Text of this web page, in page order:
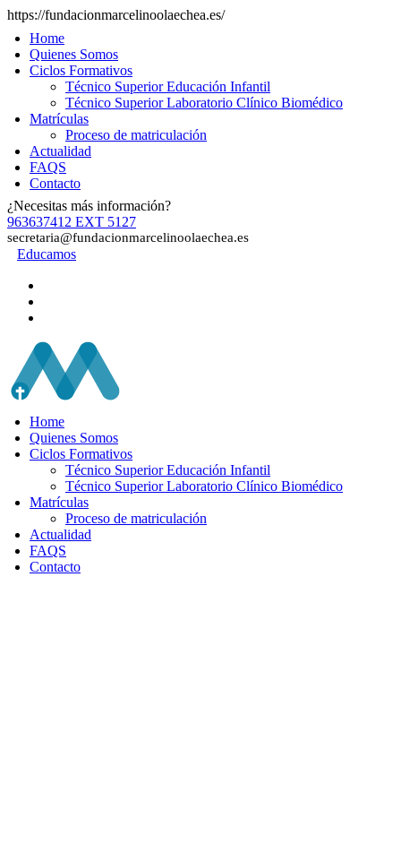
https://fundacionmarcelinoolaechea.es/
Home
Quienes Somos
Ciclos Formativos
Técnico Superior Educación Infantil
Técnico Superior Laboratorio Clínico Biomédico
Matrículas
Proceso de matriculación
Actualidad
FAQS
Contacto
¿Necesitas más información?
963637412 EXT 5127
secretaria@fundacionmarcelinoolaechea.es
Educamos
Home
Quienes Somos
Ciclos Formativos
Técnico Superior Educación Infantil
Técnico Superior Laboratorio Clínico Biomédico
Matrículas
Proceso de matriculación
Actualidad
FAQS
Contacto